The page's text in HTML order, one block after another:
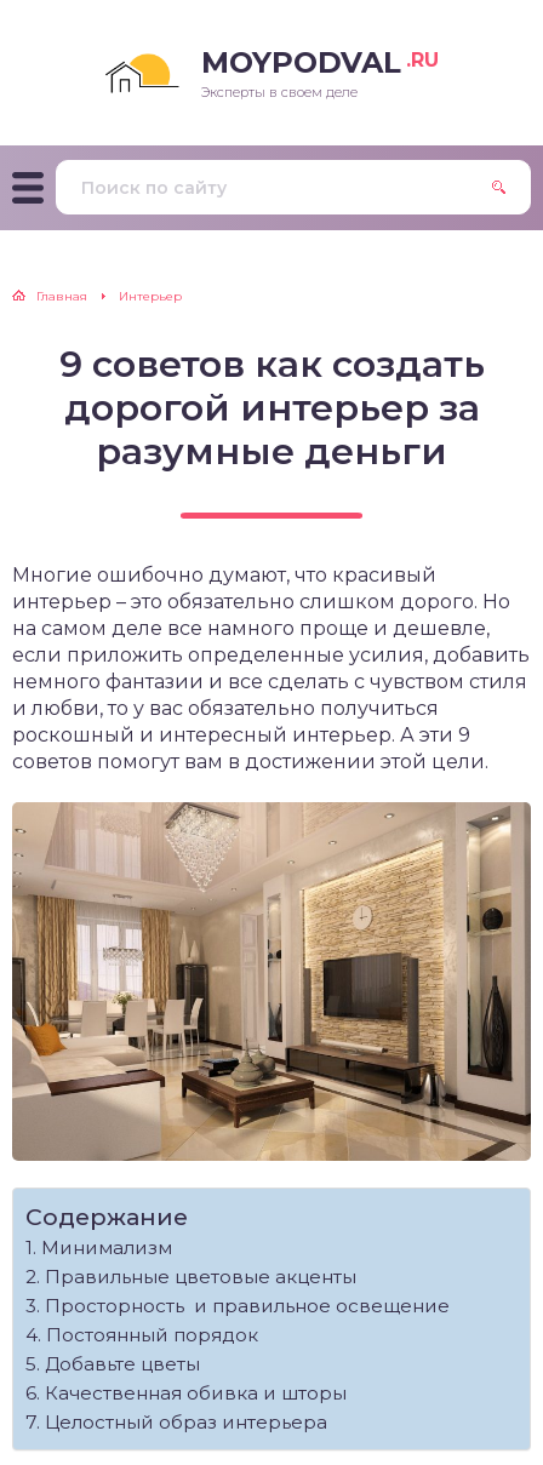
MOYPODVAL .RU
Эксперты в своем деле
Главная Интерьер
9 советов как создать
дорогой интерьер за
разумные деньги
Многие ошибочно думают, что красивый
интерьер – это обязательно слишком дорого. Но
на самом деле все намного проще и дешевле,
если приложить определенные усилия, добавить
немного фантазии и все сделать с чувством стиля
и любви, то у вас обязательно получиться
роскошный и интересный интерьер. А эти 9
советов помогут вам в достижении этой цели.
Содержание
Минимализм
Правильные цветовые акценты
Просторность и правильное освещение
Постоянный порядок
Добавьте цветы
Качественная обивка и шторы
Целостный образ интерьера